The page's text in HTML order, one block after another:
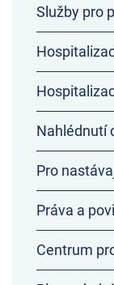
Služby pro
Nahlédnutí
Pro
Práva a
Centrum